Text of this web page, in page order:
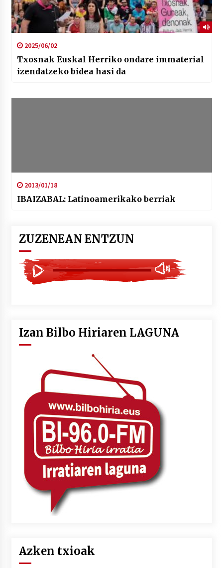
2025/06/02
Txosnak Euskal Herriko ondare immaterial
izendatzeko bidea hasi da
2013/01/18
IBAIZABAL: Latinoamerikako berriak
ZUZENEAN ENTZUN
Izan Bilbo Hiriaren LAGUNA
Azken txioak